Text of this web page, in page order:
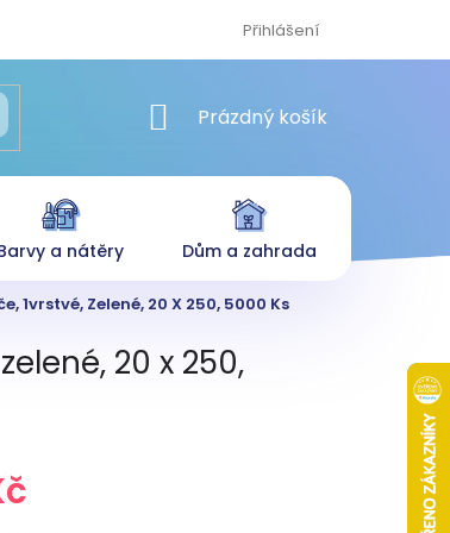
Přihlášení
NÁKUPNÍ KOŠÍK
Prázdný košík
a nátěry Dům a zahrada
1vrstvé, Zelené, 20 X 250, 5000 Ks
20 x 250,